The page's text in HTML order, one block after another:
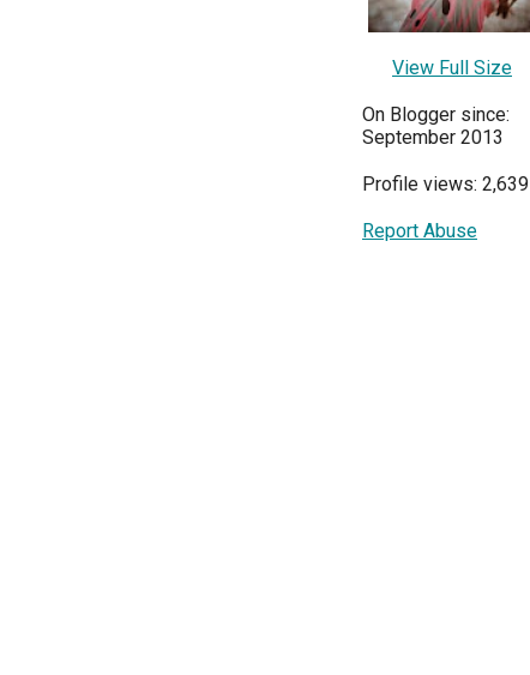
View Full Size
On Blogger since:
September 2013
Profile views: 2,639
Report Abuse